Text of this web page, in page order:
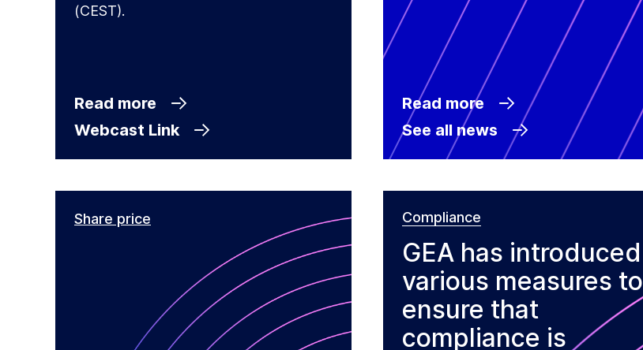
(CEST).
Read more
Webcast Link
Read more
See all news
Share price Compliance
GEA has introduced
various measures to
ensure that
compliance is